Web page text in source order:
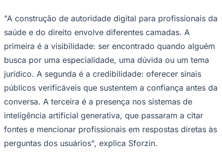
São Paulo
"A construção de autoridade digital para profissionais da
saúde e do direito envolve diferentes camadas. A
primeira é a visibilidade: ser encontrado quando alguém
busca por uma especialidade, uma dúvida ou um tema
jurídico. A segunda é a credibilidade: oferecer sinais
públicos verificáveis que sustentem a confiança antes da
conversa. A terceira é a presença nos sistemas de
inteligência artificial generativa, que passaram a citar
fontes e mencionar profissionais em respostas diretas às
perguntas dos usuários", explica Sforzin.